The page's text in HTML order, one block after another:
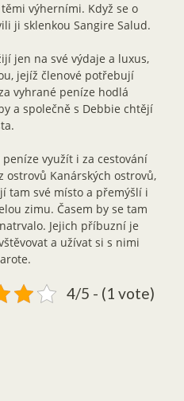
výherními. Když se o
ji sklenkou Sangire Salud.
jen na své výdaje a luxus,
jejíž členové potřebují
vyhrané peníze hodlá
a společně s Debbie chtějí
využít i za cestování
ostrovů Kanárských ostrovů,
tam své místo a přemýšlí i
zimu. Časem by se tam
Jejich příbuzní je
a užívat si s nimi
4/5 - (1 vote)